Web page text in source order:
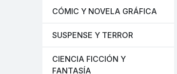
CÓMIC Y NOVELA GRÁFICA
SUSPENSE Y TERROR
CIENCIA FICCIÓN Y
FANTASÍA